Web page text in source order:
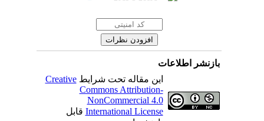
بازنشر اطلاعات
این مقاله تحت شرایطCreative
Commons Attribution-
NonCommercial 4.0
International Licenseقابل